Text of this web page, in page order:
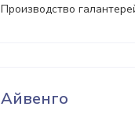
Производство
Айвенго